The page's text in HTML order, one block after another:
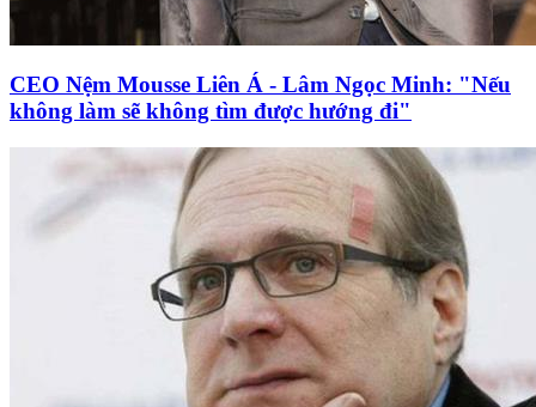
CEO Nệm Mousse Liên Á - Lâm Ngọc Minh: "Nếu
không làm sẽ không tìm được hướng đi"